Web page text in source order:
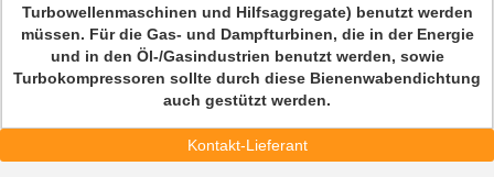
Turbowellenmaschinen und Hilfsaggregate) benutzt werden
müssen. Für die Gas- und Dampfturbinen, die in der Energie
und in den Öl-/Gasindustrien benutzt werden, sowie
Turbokompressoren sollte durch diese Bienenwabendichtung
auch gestützt werden.
Kontakt-Lieferant